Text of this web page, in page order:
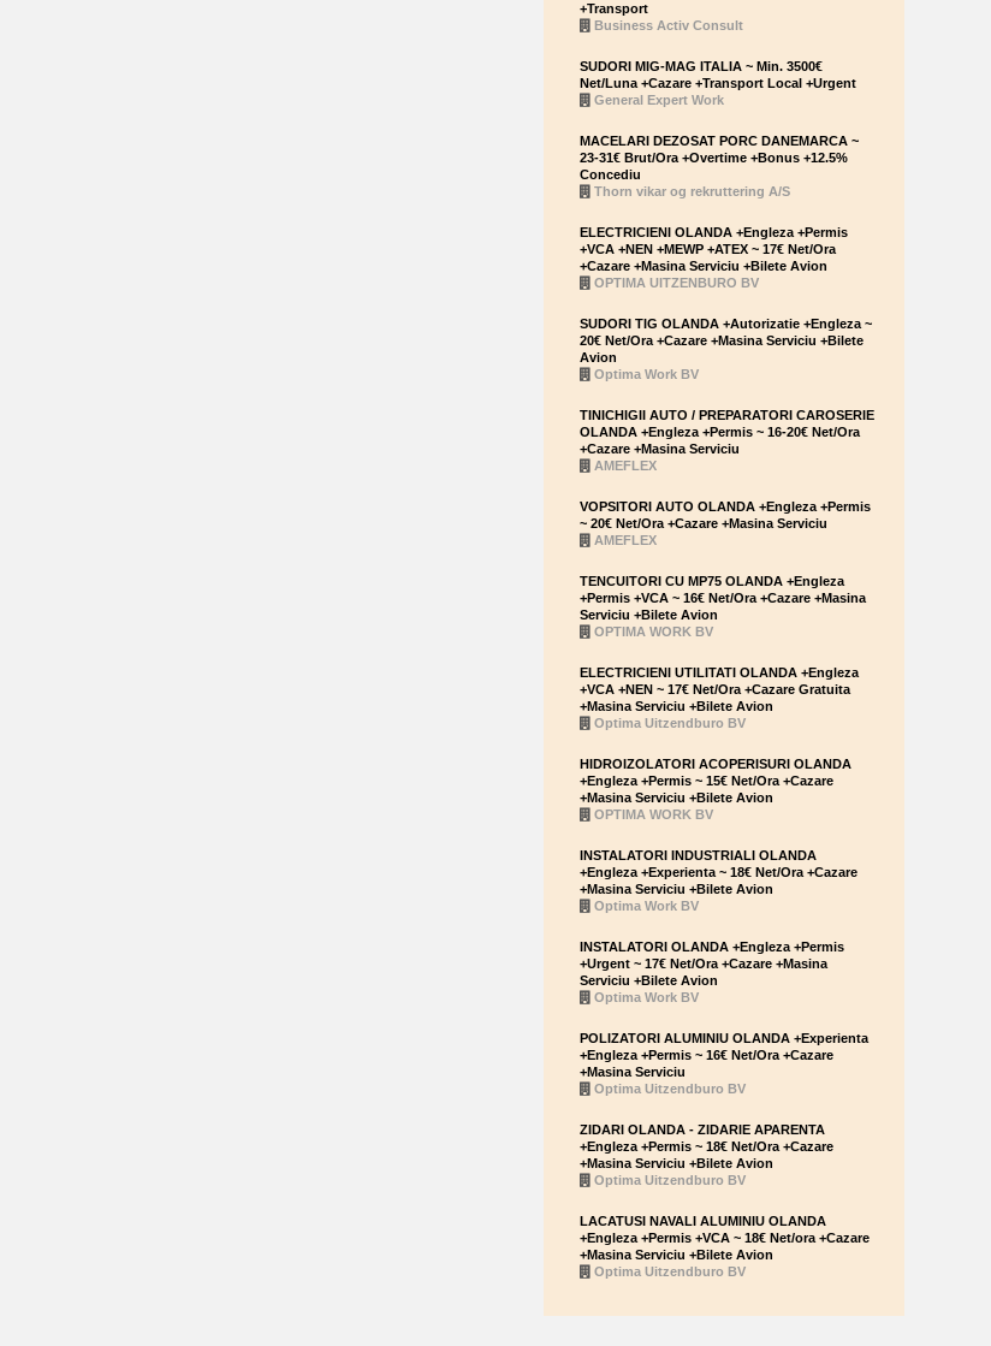
+Transport
Business Activ Consult
SUDORI MIG-MAG ITALIA ~ Min. 3500€
Net/Luna +Cazare +Transport Local +Urgent
General Expert Work
MACELARI DEZOSAT PORC DANEMARCA ~
23-31€ Brut/Ora +Overtime +Bonus +12.5%
Concediu
Thorn vikar og rekruttering A/S
ELECTRICIENI OLANDA +Engleza +Permis
+VCA +NEN +MEWP +ATEX ~ 17€ Net/Ora
+Cazare +Masina Serviciu +Bilete Avion
OPTIMA UITZENBURO BV
SUDORI TIG OLANDA +Autorizatie +Engleza ~
20€ Net/Ora +Cazare +Masina Serviciu +Bilete
Avion
Optima Work BV
TINICHIGII AUTO / PREPARATORI CAROSERIE
OLANDA +Engleza +Permis ~ 16-20€ Net/Ora
+Cazare +Masina Serviciu
AMEFLEX
VOPSITORI AUTO OLANDA +Engleza +Permis
~ 20€ Net/Ora +Cazare +Masina Serviciu
AMEFLEX
TENCUITORI CU MP75 OLANDA +Engleza
+Permis +VCA ~ 16€ Net/Ora +Cazare +Masina
Serviciu +Bilete Avion
OPTIMA WORK BV
ELECTRICIENI UTILITATI OLANDA +Engleza
+VCA +NEN ~ 17€ Net/Ora +Cazare Gratuita
+Masina Serviciu +Bilete Avion
Optima Uitzendburo BV
HIDROIZOLATORI ACOPERISURI OLANDA
+Engleza +Permis ~ 15€ Net/Ora +Cazare
+Masina Serviciu +Bilete Avion
OPTIMA WORK BV
INSTALATORI INDUSTRIALI OLANDA
+Engleza +Experienta ~ 18€ Net/Ora +Cazare
+Masina Serviciu +Bilete Avion
Optima Work BV
INSTALATORI OLANDA +Engleza +Permis
+Urgent ~ 17€ Net/Ora +Cazare +Masina
Serviciu +Bilete Avion
Optima Work BV
POLIZATORI ALUMINIU OLANDA +Experienta
+Engleza +Permis ~ 16€ Net/Ora +Cazare
+Masina Serviciu
Optima Uitzendburo BV
ZIDARI OLANDA - ZIDARIE APARENTA
+Engleza +Permis ~ 18€ Net/Ora +Cazare
+Masina Serviciu +Bilete Avion
Optima Uitzendburo BV
LACATUSI NAVALI ALUMINIU OLANDA
+Engleza +Permis +VCA ~ 18€ Net/ora +Cazare
+Masina Serviciu +Bilete Avion
Optima Uitzendburo BV